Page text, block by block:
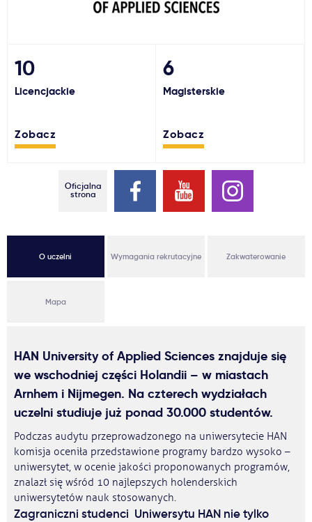
Usługi
Aktualności
10
Licencjackie
Zobacz
6
Magisterskie
Zobacz
Oficjalna
strona
O uczelni Wymagania rekrutacyjne Zakwaterowanie
Mapa
HAN University of Applied Sciences znajduje się
we wschodniej części Holandii – w miastach
Arnhem i Nijmegen. Na czterech wydziałach
uczelni studiuje już ponad 30.000 studentów.
Podczas audytu przeprowadzonego na uniwersytecie HAN
komisja oceniła przedstawione programy bardzo wysoko –
uniwersytet, w ocenie jakości proponowanych programów,
znalazł się wśród 10 najlepszych holenderskich
uniwersytetów nauk stosowanych.
Zagraniczni studenci Uniwersytu HAN nie tylko